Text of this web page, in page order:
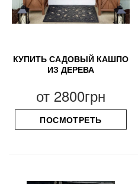
КУПИТЬ САДОВЫЙ КАШПО
ИЗ ДЕРЕВА
от 2800грн
ПОСМОТРЕТЬ